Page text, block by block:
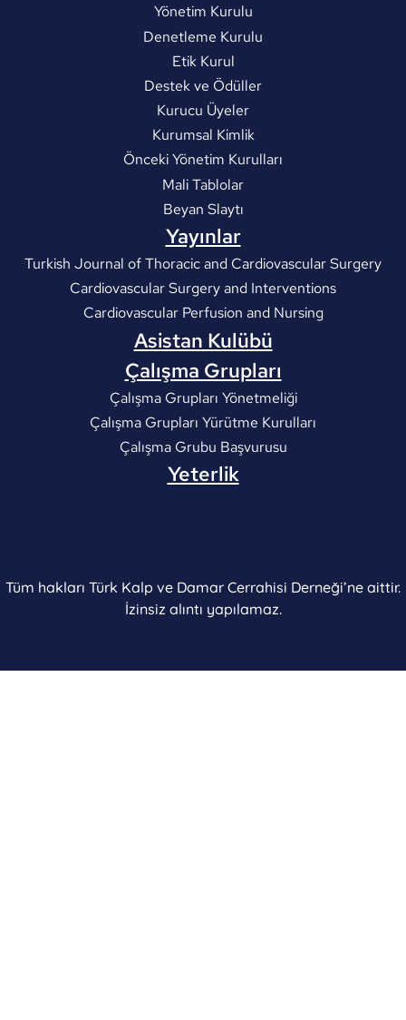
Yönetim Kurulu
Denetleme Kurulu
Etik Kurul
Destek ve Ödüller
Kurucu Üyeler
Kurumsal Kimlik
Önceki Yönetim Kurulları
Mali Tablolar
Beyan Slaytı
Yayınlar
Turkish Journal of Thoracic and Cardiovascular Surgery
Cardiovascular Surgery and Interventions
Cardiovascular Perfusion and Nursing
Asistan Kulübü
Çalışma Grupları
Çalışma Grupları Yönetmeliği
Çalışma Grupları Yürütme Kurulları
Çalışma Grubu Başvurusu
Yeterlik
Tüm hakları Türk Kalp ve Damar Cerrahisi Derneği’ne aittir.
İzinsiz alıntı yapılamaz.